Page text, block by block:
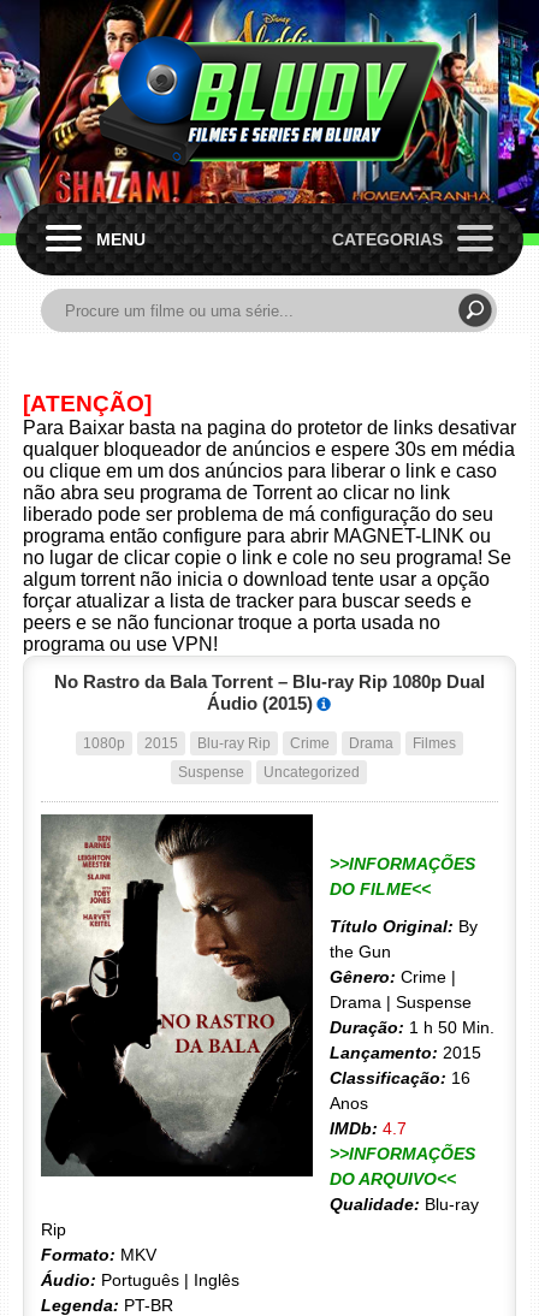
MENU CATEGORIAS
[ATENÇÃO]
Para Baixar basta na pagina do protetor de links desativar
qualquer bloqueador de anúncios e espere 30s em média
ou clique em um dos anúncios para liberar o link e caso
não abra seu programa de Torrent ao clicar no link
liberado pode ser problema de má configuração do seu
programa então configure para abrir MAGNET-LINK ou
no lugar de clicar copie o link e cole no seu programa! Se
algum torrent não inicia o download tente usar a opção
forçar atualizar a lista de tracker para buscar seeds e
peers e se não funcionar troque a porta usada no
programa ou use VPN!
No Rastro da Bala Torrent – Blu-ray Rip 1080p Dual
Áudio (2015)
1080p 2015 Blu-ray Rip Crime Drama
Filmes
Suspense
Uncategorized
>>INFORMAÇÕES
DO FILME<<
Título Original: By
the Gun
Gênero: Crime |
Drama | Suspense
Duração: 1 h 50 Min.
Lançamento: 2015
Classificação: 16
Anos
IMDb: 4.7
>>INFORMAÇÕES
DO ARQUIVO<<
Qualidade: Blu-ray
Rip
Formato: MKV
Áudio: Português | Inglês
Legenda: PT-BR